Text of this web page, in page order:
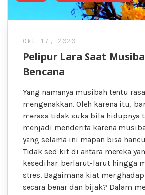
Okt 17, 2020
Pelipur Lara Saat
Bencana
Yang namanya musibah tentu
mengenakkan. Oleh karena itu,
merasa tidak suka bila hidupnya
menjadi menderita karena
yang selama ini mapan bisa
Tidak sedikit di antara mereka
kesedihan berlarut-larut hingga
stres. Bagaimana kiat
secara benar dan bijak? Dalam